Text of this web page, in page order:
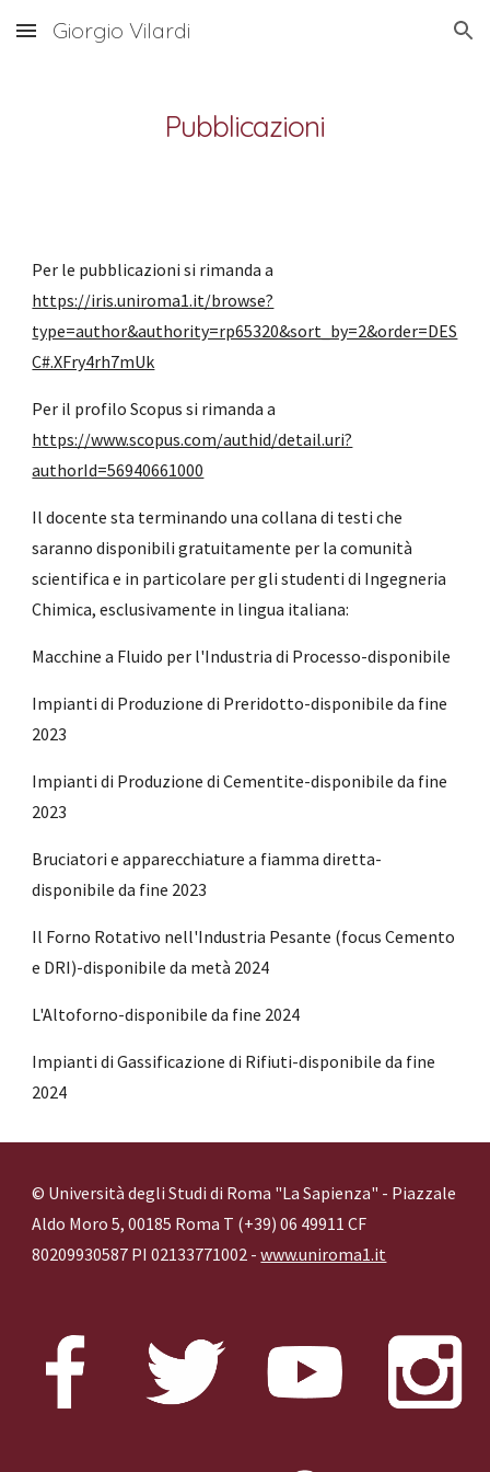
Skip to main content Skip to navigation
Giorgio Vilardi
Pubblicazioni
Per le pubblicazioni si rimanda a
https://iris.uniroma1.it/browse?
type=author&authority=rp65320&sort_by=2&order=DES
C#.XFry4rh7mUk
Per il profilo Scopus si rimanda a
https://www.scopus.com/authid/detail.uri?
authorId=56940661000
Il docente sta terminando una collana di testi che
saranno disponibili gratuitamente per la comunità
scientifica e in particolare per gli studenti di Ingegneria
Chimica, esclusivamente in lingua italiana:
Macchine a Fluido per l'Industria di Processo-disponibile
Impianti di Produzione di Preridotto-disponibile da fine
2023
Impianti di Produzione di Cementite-disponibile da fine
2023
Bruciatori e apparecchiature a fiamma diretta-
disponibile da fine 2023
Il Forno Rotativo nell'Industria Pesante (focus Cemento
e DRI)-disponibile da metà 2024
L'Altoforno-disponibile da fine 2024
Impianti di Gassificazione di Rifiuti-disponibile da fine
2024
© Università degli Studi di Roma "La Sapienza" - Piazzale
Aldo Moro 5, 00185 Roma T (+39) 06 49911 CF
80209930587 PI 02133771002 -www.uniroma1.it